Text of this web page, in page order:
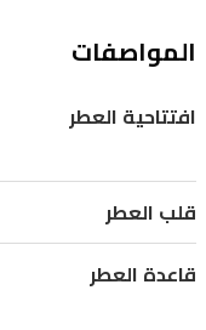
والكزبرة،
عبيرًا
قلب
المواصفات
افتتاحية العطر
قلب العطر
قاعدة العطر